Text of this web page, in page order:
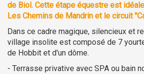
de Biol. Cette étape équestre est
Les Chemins de Mandrin et le circuit
Dans ce cadre magique, silencieux et
village insolite est composé de 7
de Hobbit et d'un dôme.
- Terrasse privative avec SPA ou bain